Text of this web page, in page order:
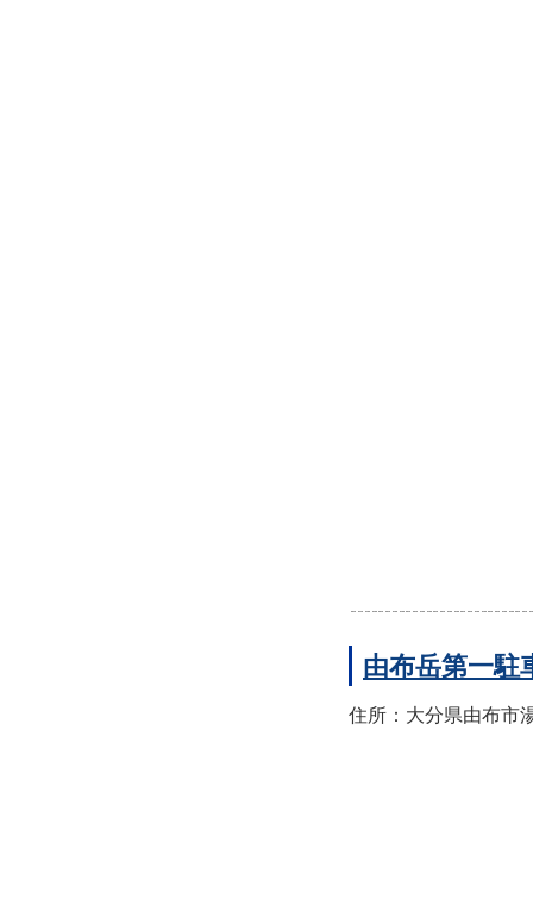
由布岳第一駐
住所：大分県由布市